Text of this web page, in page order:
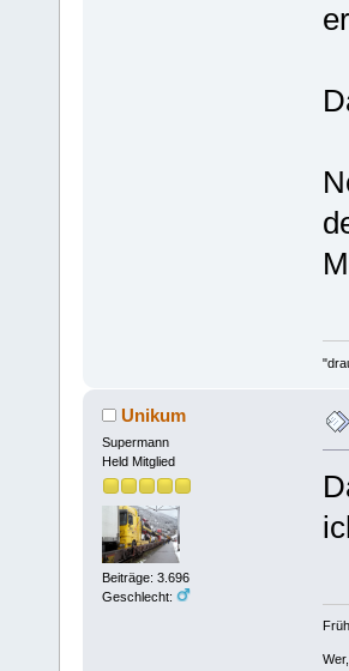
Unikum
Supermann
Held Mitglied
Beiträge: 3.696
Geschlecht: